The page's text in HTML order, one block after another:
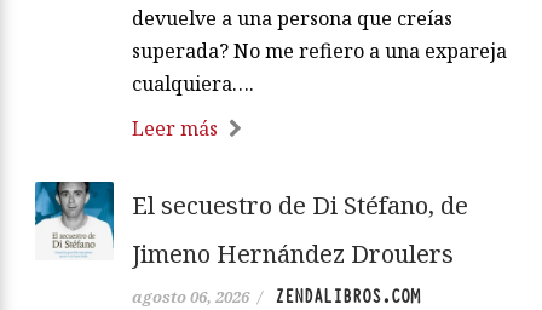
devuelve a una persona que creías
superada? No me refiero a una expareja
cualquiera….
Leer más
El secuestro de Di Stéfano, de
Jimeno Hernández Droulers
agosto 06, 2026 / ZENDALIBROS.COM